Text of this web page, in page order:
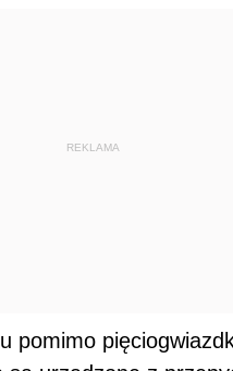
REKLAMA
pomimo